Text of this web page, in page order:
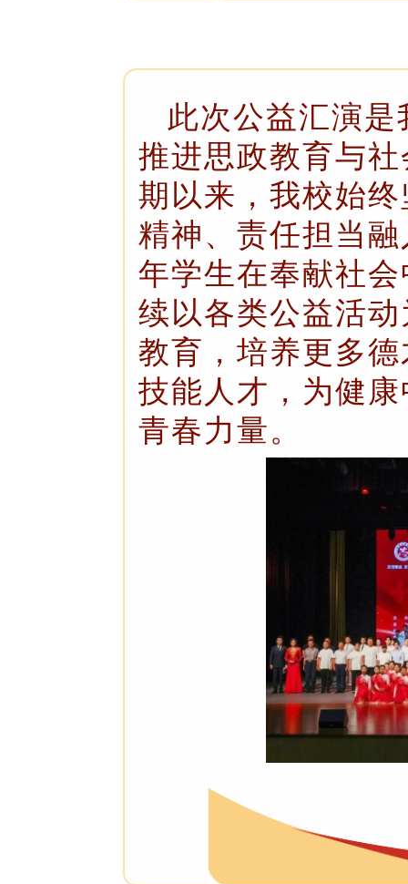
此次公益汇演是
推进思政教育与
期以来，我校始
精神、责任担当
年学生在奉献社
续以各类公益活
教育，培养更多
技能人才，为健
青春力量。